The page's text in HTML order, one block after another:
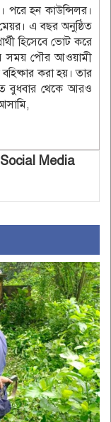
পরে হন কাউন্সিলর।
এ বছর অনুষ্ঠিত
হিসেবে ভোট করে
সময় পৌর আওয়ামী
করা হয়। তার
বুধবার থেকে আরও
Media